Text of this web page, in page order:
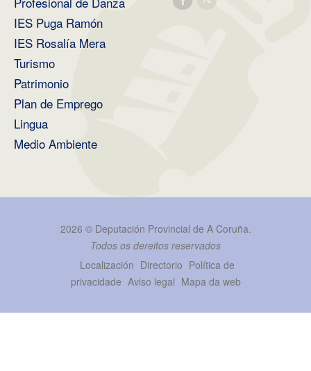
IES Puga Ramón
IES Rosalía Mera
Turismo
Patrimonio
Plan de Emprego
Lingua
Medio Ambiente
2026 © Deputación Provincial de A Coruña.
Todos os dereitos reservados
Localización Directorio Política de
privacidade Aviso legal Mapa da web